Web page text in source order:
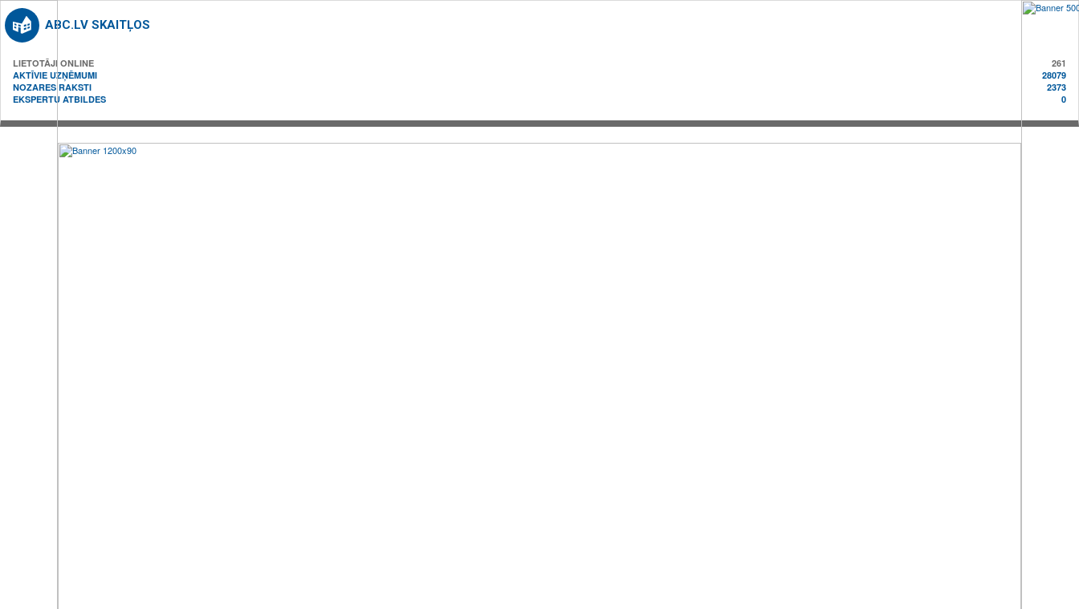
ABC.LV SKAITĻOS
LIETOTĀJI ONLINE
261
AKTĪVIE UZŅĒMUMI
28079
NOZARES RAKSTI
2373
EKSPERTU ATBILDES
0